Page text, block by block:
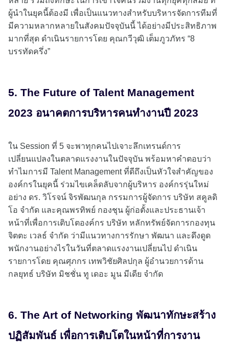
ผู้นำในยุคนี้ต้องมี เพื่อเป็นแนวทางสำหรับบริหารจัดการทีมที่
มีความหลากหลายในสังคมปัจจุบันนี้ ได้อย่างมีประสิทธิภาพ
มากที่สุด ดำเนินรายการโดย คุณกวีวุฒิ เต็มภูวภัทร “8
บรรทัดครึ่ง”
5. The Future of Talent Management
2023 อนาคตการบริหารคนทำงานปี 2023
ใน Session ที่ 5 จะพาทุกคนไปเจาะลึกเทรนด์การ
เปลี่ยนแปลงในตลาดแรงงานในปัจจุบัน พร้อมหาคำตอบว่า
ทำไมการมี Talent Management ที่ดีถึงเป็นหัวใจสำคัญของ
องค์กรในยุคนี้ ร่วมไขเคล็ดลับจากผู้บริหาร องค์กรรุ่นใหม่
อย่าง ดร. วิโรจน์ จิรพัฒนกุล กรรมการผู้จัดการ บริษัท สคูลดิ
โอ จำกัด และคุณพรทิพย์ กองชุน ผู้ก่อตั้งและประธานเจ้า
หน้าที่เพื่อการเติบโตองค์กร บริษัท หลักทรัพย์จัดการกองทุน
จิตตะ เวลธ์ จำกัด ว่ามีแนวทางการรักษา พัฒนา และดึงดูด
พนักงานอย่างไรในวันที่ตลาดแรงงานเปลี่ยนไป ดำเนิน
รายการโดย คุณศุภกร เทพวิชัยศิลปกุล ผู้อำนวยการด้าน
กลยุทธ์ บริษัท มิชชั่น ทู เดอะ มูน มีเดีย จำกัด
6. The Art of Networking พัฒนาทักษะสร้าง
ปฏิสัมพันธ์ เพื่อการเติบโตในหน้าที่การงาน